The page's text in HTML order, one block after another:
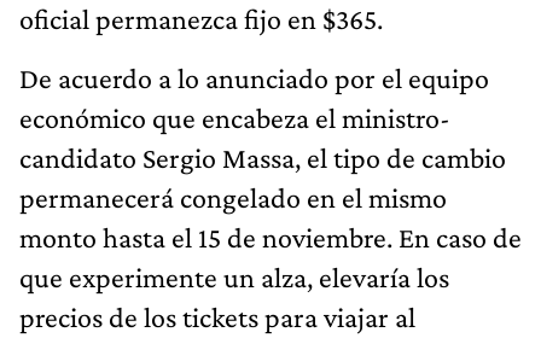
oficial permanezca fijo en $365.
De acuerdo a lo anunciado por el equipo
económico que encabeza el ministro-
candidato Sergio Massa, el tipo de cambio
permanecerá congelado en el mismo
monto hasta el 15 de noviembre. En caso de
que experimente un alza, elevaría los
precios de los tickets para viajar al